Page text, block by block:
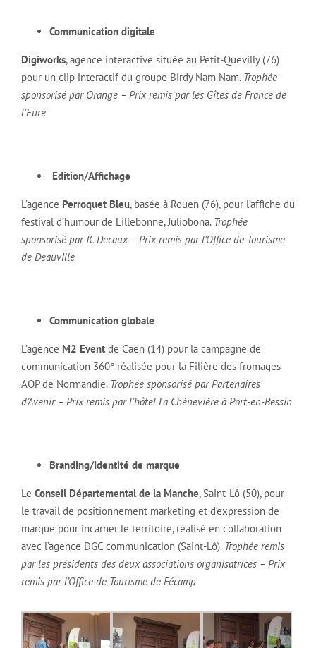
Communication digitale
Digiworks, agence interactive située au Petit-Quevilly (76)
pour un clip interactif du groupe Birdy Nam Nam. Trophée
sponsorisé par Orange – Prix remis par les Gîtes de France de
l’Eure
Edition/Affichage
L’agence Perroquet Bleu, basée à Rouen (76), pour l’affiche du
festival d’humour de Lillebonne, Juliobona. Trophée
sponsorisé par JC Decaux – Prix remis par l’Office de Tourisme
de Deauville
Communication globale
L’agence M2 Event de Caen (14) pour la campagne de
communication 360° réalisée pour la Filière des fromages
AOP de Normandie. Trophée sponsorisé par Partenaires
d’Avenir – Prix remis par l’hôtel La Chènevière à Port-en-Bessin
Branding/Identité de marque
Le Conseil Départemental de la Manche, Saint-Lô (50), pour
le travail de positionnement marketing et d’expression de
marque pour incarner le territoire, réalisé en collaboration
avec l’agence DGC communication (Saint-Lô). Trophée remis
par les présidents des deux associations organisatrices – Prix
remis par l’Office de Tourisme de Fécamp